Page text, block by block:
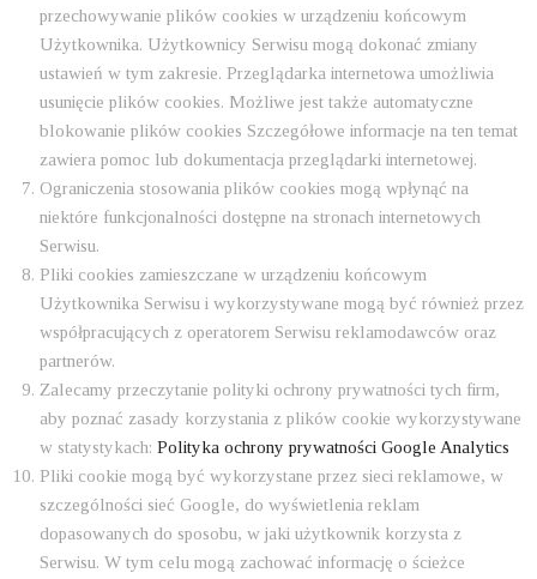
przechowywanie plików cookies w urządzeniu końcowym
Użytkownika. Użytkownicy Serwisu mogą dokonać zmiany
ustawień w tym zakresie. Przeglądarka internetowa umożliwia
usunięcie plików cookies. Możliwe jest także automatyczne
blokowanie plików cookies Szczegółowe informacje na ten temat
zawiera pomoc lub dokumentacja przeglądarki internetowej.
Ograniczenia stosowania plików cookies mogą wpłynąć na
niektóre funkcjonalności dostępne na stronach internetowych
Serwisu.
Pliki cookies zamieszczane w urządzeniu końcowym
Użytkownika Serwisu i wykorzystywane mogą być również przez
współpracujących z operatorem Serwisu reklamodawców oraz
partnerów.
Zalecamy przeczytanie polityki ochrony prywatności tych firm,
aby poznać zasady korzystania z plików cookie wykorzystywane
w statystykach: Polityka ochrony prywatności Google Analytics
Pliki cookie mogą być wykorzystane przez sieci reklamowe, w
szczególności sieć Google, do wyświetlenia reklam
dopasowanych do sposobu, w jaki użytkownik korzysta z
Serwisu. W tym celu mogą zachować informację o ścieżce